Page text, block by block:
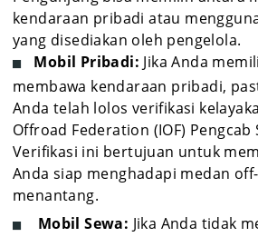
kendaraan pribadi atau
yang disediakan oleh pengelola.
Mobil Pribadi: Jika Anda
membawa kendaraan pribadi,
Anda telah lolos verifikasi
Offroad Federation (IOF) Pengcab
Verifikasi ini bertujuan untuk
Anda siap menghadapi medan
menantang.
Mobil Sewa: Jika Anda tidak